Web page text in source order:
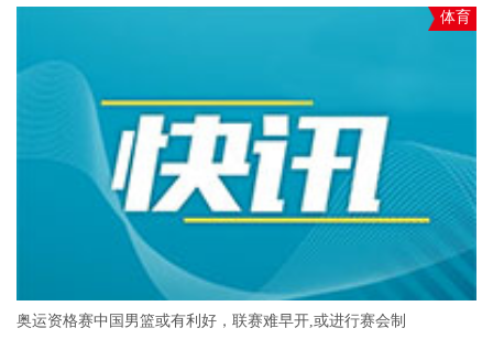
体育
奥运资格赛中国男篮或有利好，联赛难早开,或进行赛会制